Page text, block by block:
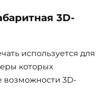
3D-
используется для
которых
3D-